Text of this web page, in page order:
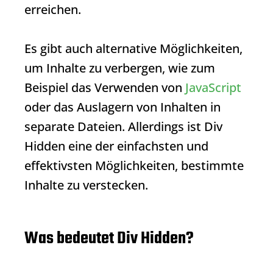
erreichen.
Es gibt auch alternative Möglichkeiten,
um Inhalte zu verbergen, wie zum
Beispiel das Verwenden von JavaScript
oder das Auslagern von Inhalten in
separate Dateien. Allerdings ist Div
Hidden eine der einfachsten und
effektivsten Möglichkeiten, bestimmte
Inhalte zu verstecken.
Was bedeutet Div Hidden?